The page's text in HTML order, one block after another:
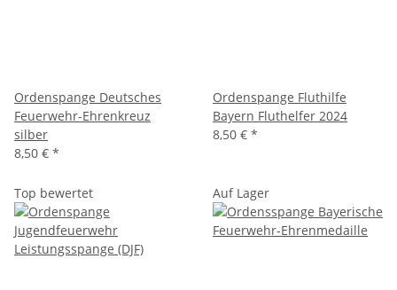
Ordenspange Deutsches
Feuerwehr-Ehrenkreuz
silber
8,50 € *
Ordenspange Fluthilfe
Bayern Fluthelfer 2024
8,50 € *
Top bewertet Auf Lager